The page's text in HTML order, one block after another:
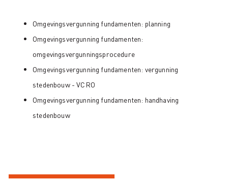
Omgevingsvergunning fundamenten: planning
Omgevingsvergunning fundamenten:
omgevingsvergunningsprocedure
Omgevingsvergunning fundamenten: vergunning
stedenbouw - VCRO
Omgevingsvergunning fundamenten: handhaving
stedenbouw